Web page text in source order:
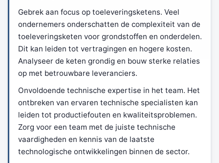
Gebrek aan focus op toeleveringsketens. Veel
ondernemers onderschatten de complexiteit van de
toeleveringsketen voor grondstoffen en onderdelen.
Dit kan leiden tot vertragingen en hogere kosten.
Analyseer de keten grondig en bouw sterke relaties
op met betrouwbare leveranciers.
Onvoldoende technische expertise in het team. Het
ontbreken van ervaren technische specialisten kan
leiden tot productiefouten en kwaliteitsproblemen.
Zorg voor een team met de juiste technische
vaardigheden en kennis van de laatste
technologische ontwikkelingen binnen de sector.